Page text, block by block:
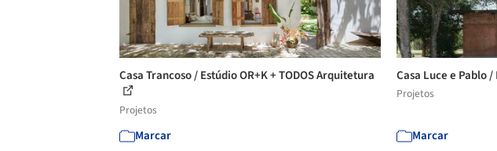
Casa Trancoso / Estúdio OR+K + TODOS Arquitetura
Projetos
Marcar
Casa Luce e Pablo
Projetos
Marcar